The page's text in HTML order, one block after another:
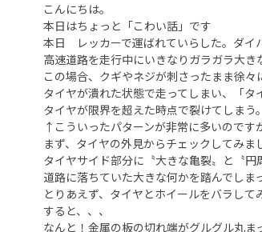
こんにちは。
本日はちょっと「こわい話」です
本日 レッカーで運ばれていらした。ダイ
高速道路を走行中にいきなりガラガラ大
この場合、クギやネジが刺さったまま徐々
タイヤが潰れた状態で走ってしまい、「タ
タイヤが限界を超えた時点で裂けてしまう。
↑こういったパターンが非常に多いのです
まず、タイヤの外見からチェックしてみま
タイヤサイド部分に〝大きな亀裂〟と〝円
道路に落ちていた大きな何かを踏んでしま
とりあえず、タイヤとホイールをバラして
すると、、、
なんと！金属の板の切れ端がグルグル丸ま